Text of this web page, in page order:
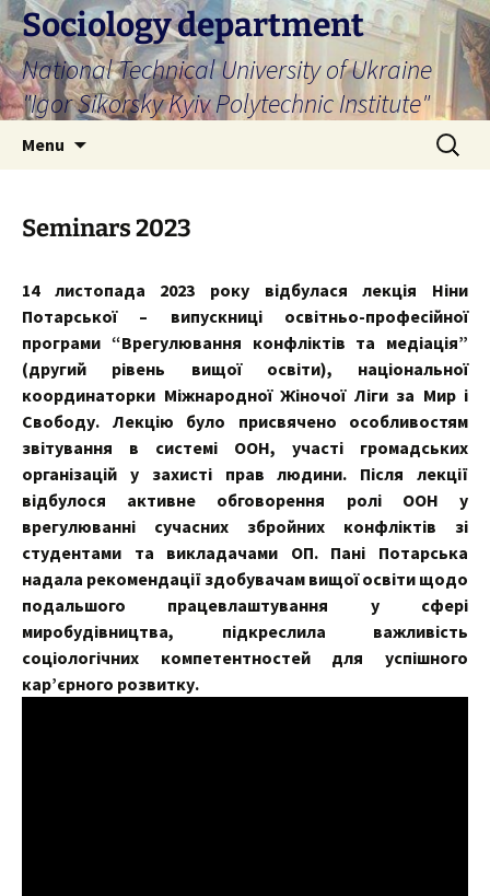
Skip
to
content
Sociology department
National Technical University of Ukraine
"Igor Sikorsky Kyiv Polytechnic Institute"
Menu
Search
for:
Seminars 2023
14 листопада 2023 року відбулася лекція Ніни
Потарської – випускниці освітньо-професійної
програми “Врегулювання конфліктів та медіація”
(другий рівень вищої освіти), національної
координаторки Міжнародної Жіночої Ліги за Мир і
Свободу. Лекцію було присвячено особливостям
звітування в системі ООН, участі громадських
організацій у захисті прав людини. Після лекції
відбулося активне обговорення ролі ООН у
врегулюванні сучасних збройних конфліктів зі
студентами та викладачами ОП. Пані Потарська
надала рекомендації здобувачам вищої освіти щодо
подальшого працевлаштування у сфері
миробудівництва, підкреслила важливість
соціологічних компетентностей для успішного
кар’єрного розвитку.